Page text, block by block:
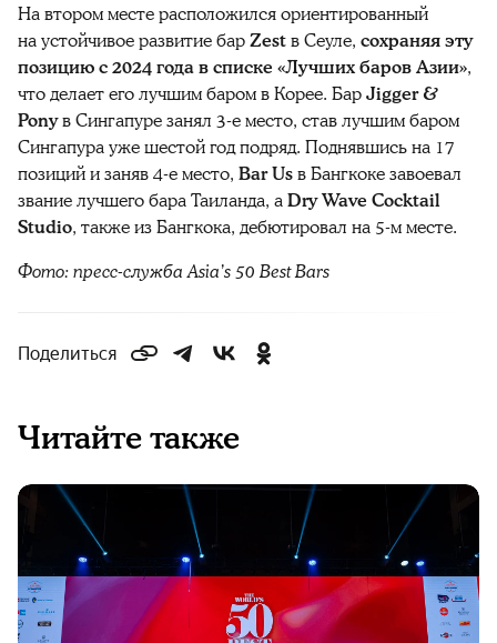
На втором местерасположился ориентированный
на устойчивое развитие барZestв Сеуле, сохраняя эту
позицию с 2024 года в списке «Лучших баров Азии»,
что делает его лучшим баром в Корее. БарJigger &
Ponyв Сингапуре занял 3-е место, став лучшим баром
Сингапура уже шестой год подряд. Поднявшись на 17
позиций и заняв 4-е место, Bar Usв Бангкоке завоевал
звание лучшего бара Таиланда, аDry Wave Cocktail
Studio, также из Бангкока, дебютировал на 5-м месте.
Фото:пресс-служба Asia’s 50 Best Bars
Поделиться
Читайте также